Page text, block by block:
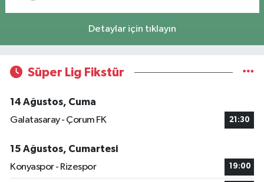
Detaylar için tıklayın
Süper Lig Fikstür
14 Ağustos, Cuma
Galatasaray - Çorum FK
21:30
15 Ağustos, Cumartesi
Konyaspor - Rizespor
19:00